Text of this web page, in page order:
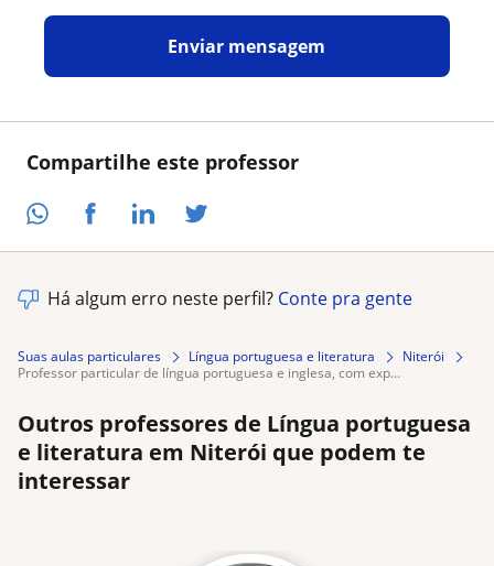
Compartilhe este professor
Enviar mensagem
Há algum erro neste perfil? Conte pra gente
Suas aulas particulares Língua portuguesa e literatura
Niterói
professor particular de língua portuguesa e inglesa, com exp...
Outros professores de Língua portuguesa
e literatura em Niterói que podem te
interessar